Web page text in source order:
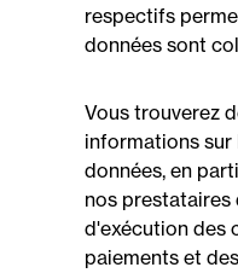
respectifs
données sont
Vous trouverez
informations
données, en
nos prestataires
d'exécution des
paiements et